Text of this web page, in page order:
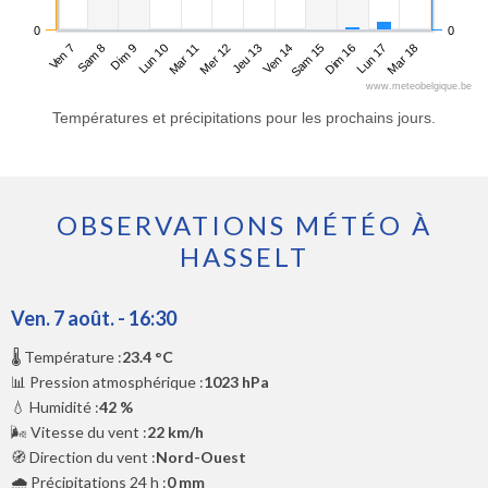
Ven 7Sam 8Dim 9Lun 10Mar 11Mer 12Jeu 13Ven 14Sam 15Dim 16Lun 17Mar 18
0 0
www.meteobelgique.be
Températures et précipitations pour les prochains jours.
OBSERVATIONS MÉTÉO À
HASSELT
Ven. 7 août. - 16:30
🌡️ Température :23.4 °C
📊 Pression atmosphérique :1023 hPa
💧 Humidité :42 %
🌬️ Vitesse du vent :22 km/h
🧭 Direction du vent :Nord-Ouest
🌧️ Précipitations 24 h :0 mm